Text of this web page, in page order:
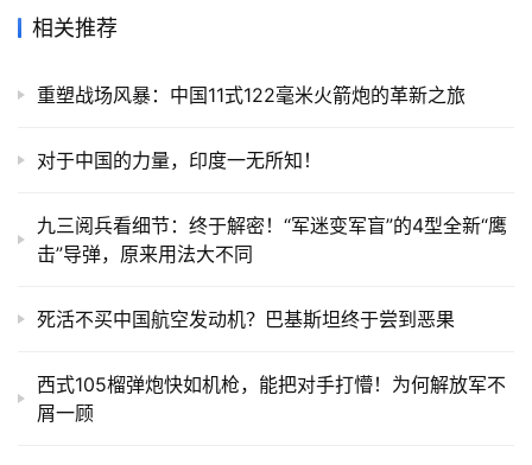
相关推荐
重塑战场风暴：中国11式122毫米火箭炮的革新之旅
对于中国的力量，印度一无所知！
九三阅兵看细节：终于解密！“军迷变军盲”的4型全新“鹰
击”导弹，原来用法大不同
死活不买中国航空发动机？巴基斯坦终于尝到恶果
西式105榴弹炮快如机枪，能把对手打懵！为何解放军不
屑一顾